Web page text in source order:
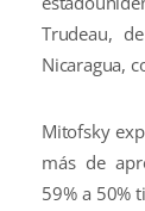
Trudeau,
Nicaragua,
Mitofsky
más de
59% a 50%